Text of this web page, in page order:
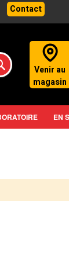
Contact
Venir au
magasin
EN